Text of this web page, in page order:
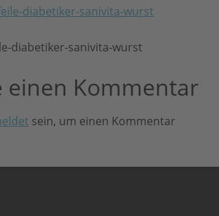
diabetiker-sanivita-wurst
einen Kommentar
sein, um einen Kommentar